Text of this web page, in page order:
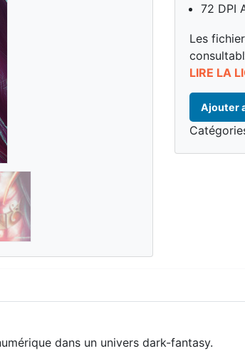
72 DPI
Les
LIRE LA
quantité
de
Oracle
-
A4
Ajouter
dans un univers dark-fantasy.